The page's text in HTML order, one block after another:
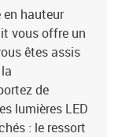
hauteur
vous offre un
êtes assis
de
lumières LED
: le ressort